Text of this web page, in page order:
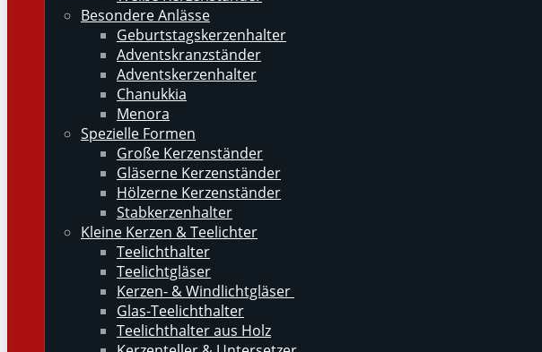
Besondere Anlässe
Geburtstagskerzenhalter
Adventskranzständer
Adventskerzenhalter
Chanukkia
Menora
Spezielle Formen
Große Kerzenständer
Gläserne Kerzenständer
Hölzerne Kerzenständer
Stabkerzenhalter
Kleine Kerzen & Teelichter
Teelichthalter
Teelichtgläser
Kerzen- & Windlichtgläser
Glas-Teelichthalter
Teelichthalter aus Holz